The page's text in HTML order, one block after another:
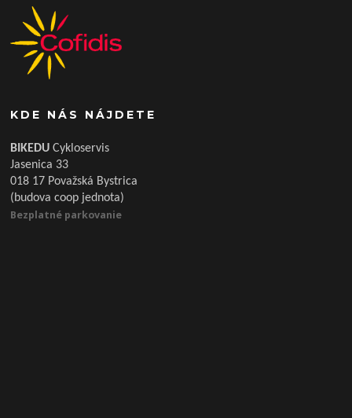
KDE NÁS NÁJDETE
BIKEDUCykloservis
Jasenica 33
018 17 Považská Bystrica
(budova coop jednota)
Bezplatné parkovanie